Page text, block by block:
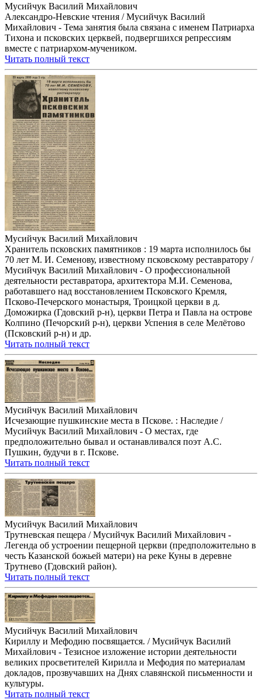
Мусийчук Василий Михайлович
Александро-Невские чтения / Мусийчук Василий
Михайлович - Тема занятия была связана с именем Патриарха
Тихона и псковских церквей, подвергшихся репрессиям
вместе с патриархом-мучеником.
Читать полный текст
Мусийчук Василий Михайлович
Хранитель псковских памятников : 19 марта исполнилось бы
70 лет М. И. Семенову, известному псковскому реставратору /
Мусийчук Василий Михайлович - О профессиональной
деятельности реставратора, архитектора М.И. Семенова,
работавшего над восстановлением Псковского Кремля,
Псково-Печерского монастыря, Троицкой церкви в д.
Доможирка (Гдовский р-н), церкви Петра и Павла на острове
Колпино (Печорский р-н), церкви Успения в селе Мелётово
(Псковский р-н) и др.
Читать полный текст
Мусийчук Василий Михайлович
Исчезающие пушкинские места в Пскове. : Наследие /
Мусийчук Василий Михайлович - О местах, где
предположительно бывал и останавливался поэт А.С.
Пушкин, будучи в г. Пскове.
Читать полный текст
Мусийчук Василий Михайлович
Трутневская пещера / Мусийчук Василий Михайлович -
Легенда об устроении пещерной церкви (предположительно в
честь Казанской божьей матери) на реке Куны в деревне
Трутнево (Гдовский район).
Читать полный текст
Мусийчук Василий Михайлович
Кириллу и Мефодию посвящается. / Мусийчук Василий
Михайлович - Тезисное изложение истории деятельности
великих просветителей Кирилла и Мефодия по материалам
докладов, прозвучавших на Днях славянской письменности и
культуры.
Читать полный текст